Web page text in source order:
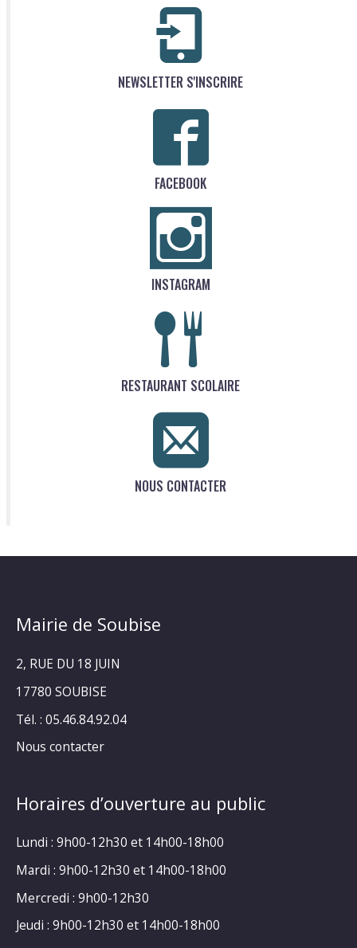
NEWSLETTER S'INSCRIRE
FACEBOOK
INSTAGRAM
RESTAURANT SCOLAIRE
NOUS CONTACTER
Mairie de Soubise
2, RUE DU 18 JUIN
17780 SOUBISE
Tél. : 05.46.84.92.04
Nous contacter
Horaires d’ouverture au public
Lundi : 9h00-12h30 et 14h00-18h00
Mardi : 9h00-12h30 et 14h00-18h00
Mercredi : 9h00-12h30
Jeudi : 9h00-12h30 et 14h00-18h00